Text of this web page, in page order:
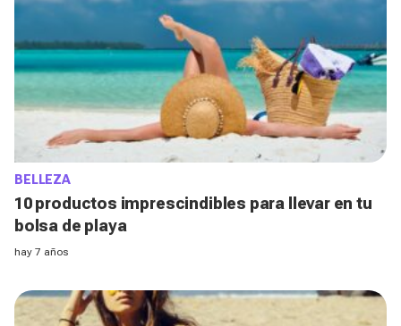
BELLEZA
10 productos imprescindibles para llevar en tu
bolsa de playa
hay 7 años